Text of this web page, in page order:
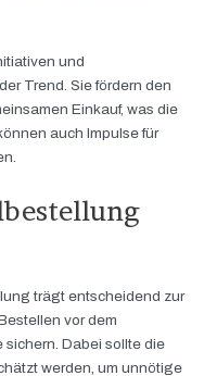
und
Trend. Sie fördern den
Einkauf, was die
auch Impulse für
trägt entscheidend zur
vor dem
Dabei sollte die
werden, um unnötige